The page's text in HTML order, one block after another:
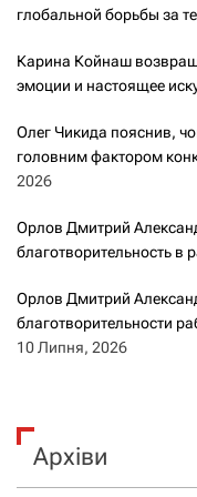
глобальной борьбы за
Карина Койнаш
эмоции и настоящее
Олег Чикида пояснив,
головним фактором
2026
Орлов Дмитрий
благотворительность в
Орлов Дмитрий
благотворительности
10 Липня, 2026
Архіви